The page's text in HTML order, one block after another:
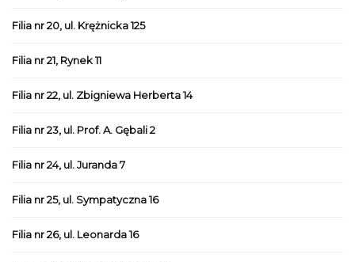
Filia nr 20, ul. Krężnicka 125
Filia nr 21, Rynek 11
Filia nr 22, ul. Zbigniewa Herberta 14
Filia nr 23, ul. Prof. A. Gębali 2
Filia nr 24, ul. Juranda 7
Filia nr 25, ul. Sympatyczna 16
Filia nr 26, ul. Leonarda 16